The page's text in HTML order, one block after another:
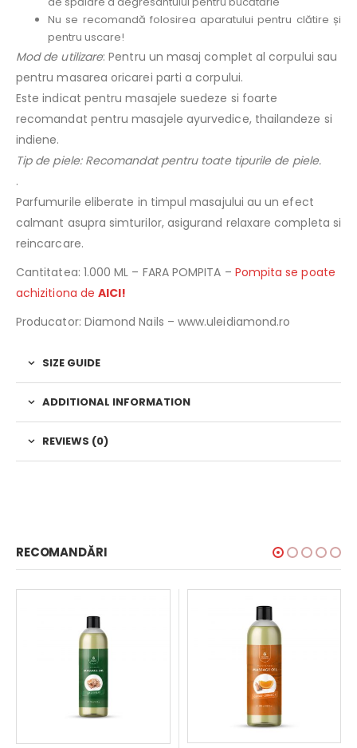
Nu se recomandă folosirea aparatului pentru clătire și
pentru uscare!
Mod de utilizare: Pentru un masaj complet al corpului sau
pentru masarea oricarei parti a corpului.
Este indicat pentru masajele suedeze si foarte
recomandat pentru masajele ayurvedice, thailandeze si
indiene.
Tip de piele: Recomandat pentru toate tipurile de piele.
.
Parfumurile eliberate in timpul masajului au un efect
calmant asupra simturilor, asigurand relaxare completa si
reincarcare.
Cantitatea: 1.000 ML – FARA POMPITA – Pompita se poate
achizitiona deAICI!
Producator: Diamond Nails – www.uleidiamond.ro
SIZE GUIDE
ADDITIONAL INFORMATION
REVIEWS (0)
RECOMANDĂRI